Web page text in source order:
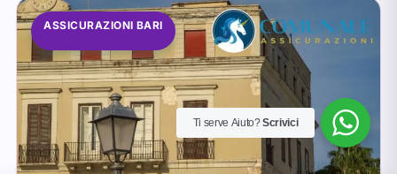
ASSICURAZIONI BARI
Ti serve Aiuto?Scrivici